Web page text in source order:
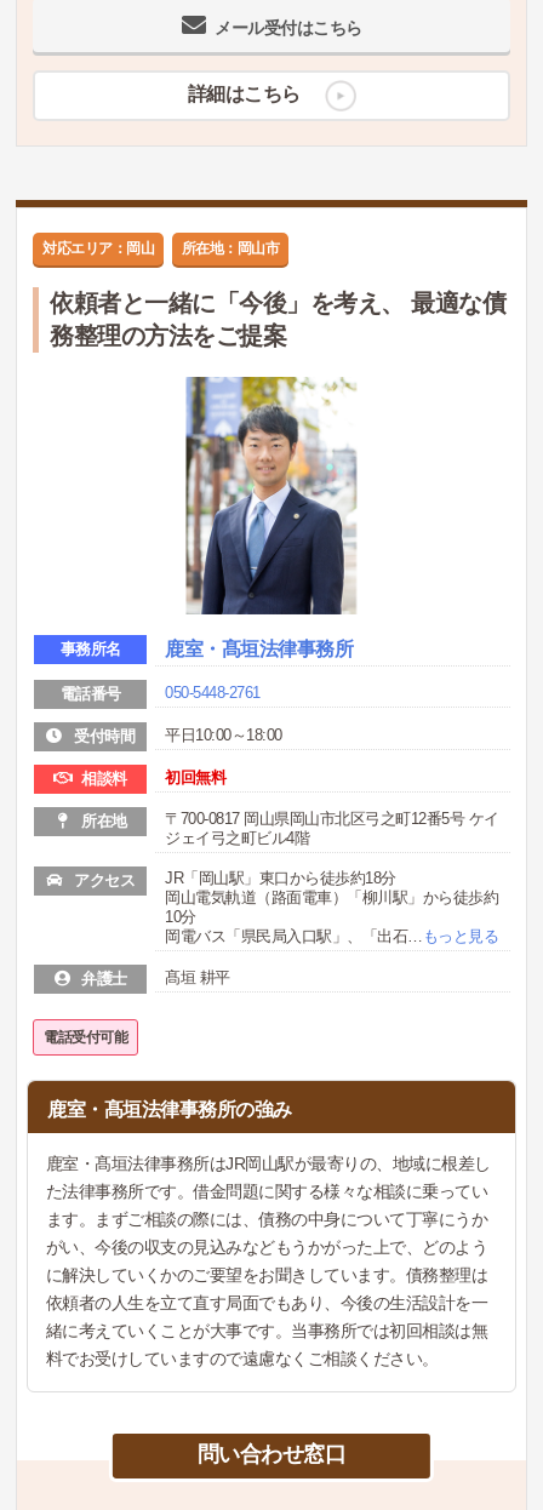
メール受付はこちら
詳細はこちら
対応エリア：岡山 所在地：岡山市
依頼者と一緒に「今後」を考え、 最適な債
務整理の方法をご提案
事務所名 鹿室・髙垣法律事務所
電話番号 050-5448-2761
受付時間 平日10:00～18:00
相談料 初回無料
所在地
〒700-0817 岡山県岡山市北区弓之町12番5号 ケイ
ジェイ弓之町ビル4階
アクセス
JR「岡山駅」東口から徒歩約18分
岡山電気軌道（路面電車）「柳川駅」から徒歩約
10分
岡電バス「県民局入口駅」、「出石… もっと見る
弁護士 髙垣 耕平
電話受付可能
鹿室・髙垣法律事務所の強み
鹿室・髙垣法律事務所はJR岡山駅が最寄りの、地域に根差し
た法律事務所です。借金問題に関する様々な相談に乗ってい
ます。まずご相談の際には、債務の中身について丁寧にうか
がい、今後の収支の見込みなどもうかがった上で、どのよう
に解決していくかのご要望をお聞きしています。債務整理は
依頼者の人生を立て直す局面でもあり、今後の生活設計を一
緒に考えていくことが大事です。当事務所では初回相談は無
料でお受けしていますので遠慮なくご相談ください。
問い合わせ窓口